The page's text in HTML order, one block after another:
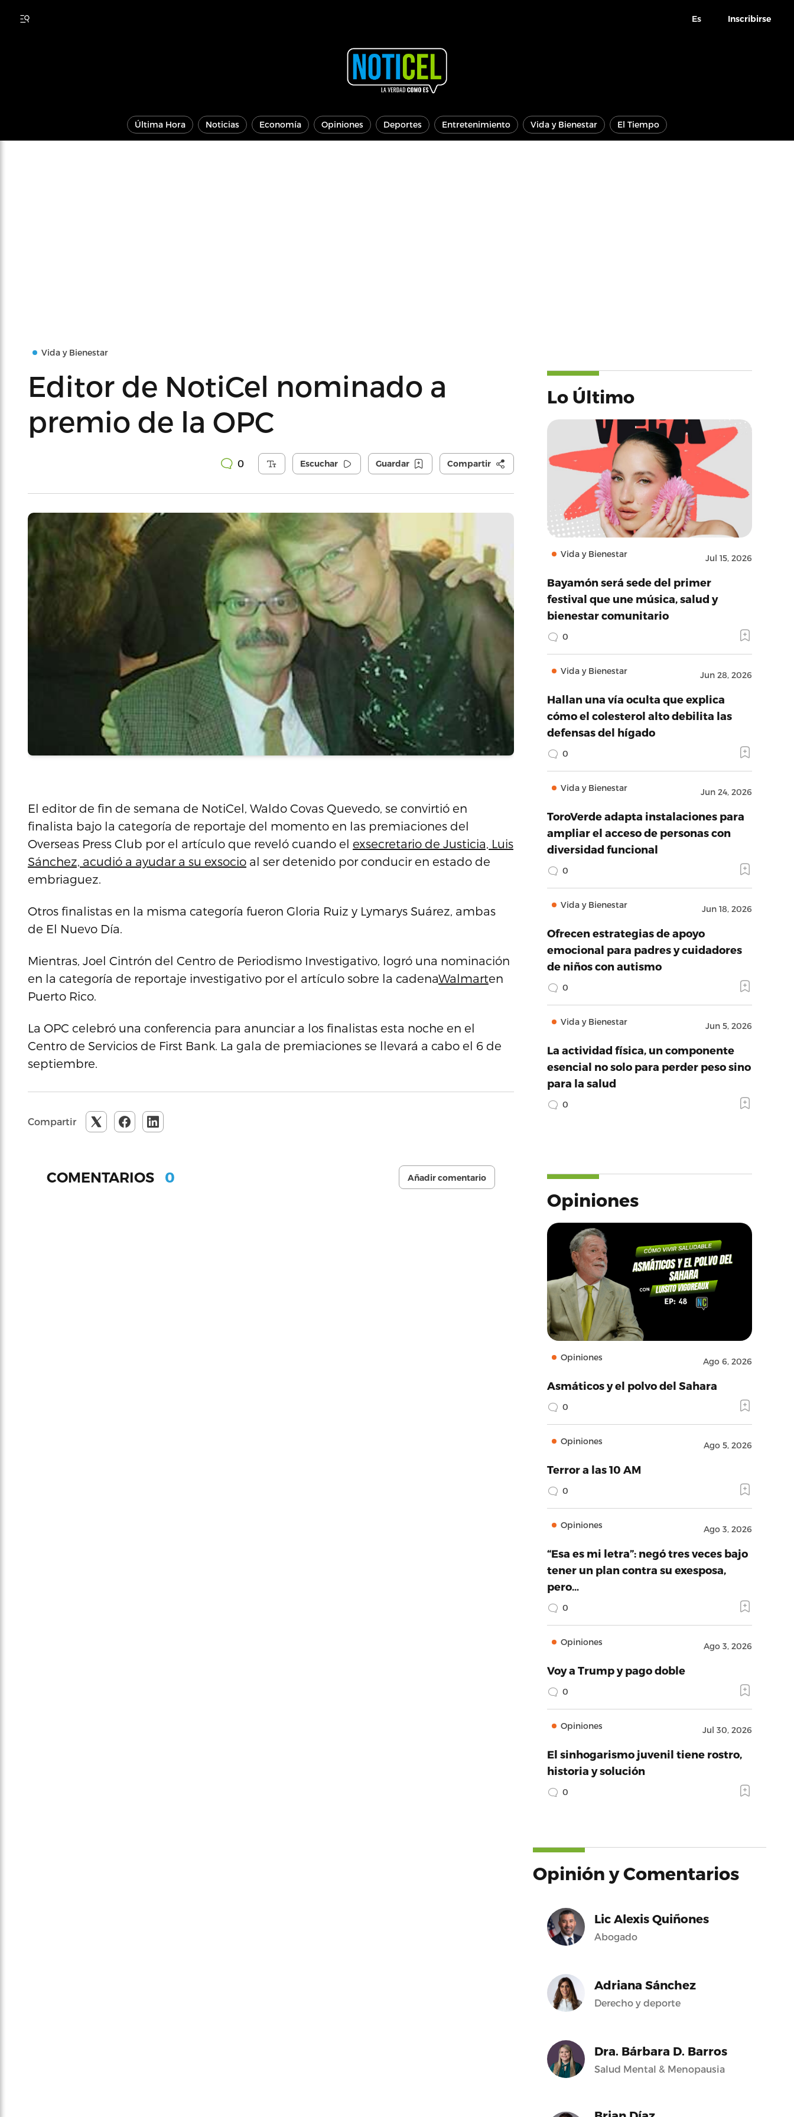
Es Inscribirse
Última Hora Noticias Economía Opiniones Deportes Entretenimiento Vida y Bienestar El Tiempo
Vida y Bienestar
Editor de NotiCel nominado a
premio de la OPC
0 Escuchar Guardar Compartir
El editor de fin de semana de NotiCel, Waldo Covas Quevedo, se convirtió en
finalista bajo la categoría de reportaje del momento en las premiaciones del
Overseas Press Club por el artículo que reveló cuando el exsecretario de Justicia, Luis
Sánchez, acudió a ayudar a su exsocio al ser detenido por conducir en estado de
embriaguez.
Otros finalistas en la misma categoría fueron Gloria Ruiz y Lymarys Suárez, ambas
de El Nuevo Día.
Mientras, Joel Cintrón del Centro de Periodismo Investigativo, logró una nominación
en la categoría de reportaje investigativo por el artículo sobre la cadenaWalmarten
Puerto Rico.
La OPC celebró una conferencia para anunciar a los finalistas esta noche en el
Centro de Servicios de First Bank. La gala de premiaciones se llevará a cabo el 6 de
septiembre.
Compartir
COMENTARIOS 0 Añadir comentario
Lo Último
Vida y Bienestar Jul 15, 2026
Bayamón será sede del primer
festival que une música, salud y
bienestar comunitario
0
Vida y Bienestar Jun 28, 2026
Hallan una vía oculta que explica
cómo el colesterol alto debilita las
defensas del hígado
0
Vida y Bienestar Jun 24, 2026
ToroVerde adapta instalaciones para
ampliar el acceso de personas con
diversidad funcional
0
Vida y Bienestar Jun 18, 2026
Ofrecen estrategias de apoyo
emocional para padres y cuidadores
de niños con autismo
0
Vida y Bienestar Jun 5, 2026
La actividad física, un componente
esencial no solo para perder peso sino
para la salud
0
Opiniones
Opiniones Ago 6, 2026
Asmáticos y el polvo del Sahara
0
Opiniones Ago 5, 2026
Terror a las 10 AM
0
Opiniones Ago 3, 2026
“Esa es mi letra”: negó tres veces bajo
tener un plan contra su exesposa,
pero…
0
Opiniones Ago 3, 2026
Voy a Trump y pago doble
0
Opiniones Jul 30, 2026
El sinhogarismo juvenil tiene rostro,
historia y solución
0
Opinión y Comentarios
Lic Alexis Quiñones
Abogado
Adriana Sánchez
Derecho y deporte
Dra. Bárbara D. Barros
Salud Mental & Menopausia